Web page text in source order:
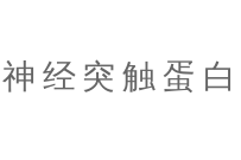
神经突触蛋